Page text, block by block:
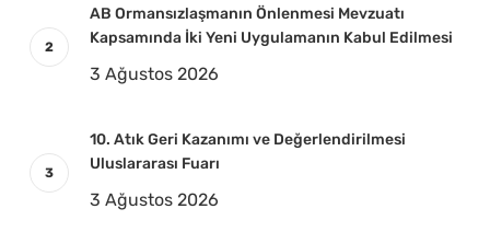
AB Ormansızlaşmanın Önlenmesi Mevzuatı
Kapsamında İki Yeni Uygulamanın Kabul Edilmesi
3 Ağustos 2026
10. Atık Geri Kazanımı ve Değerlendirilmesi
Uluslararası Fuarı
3 Ağustos 2026